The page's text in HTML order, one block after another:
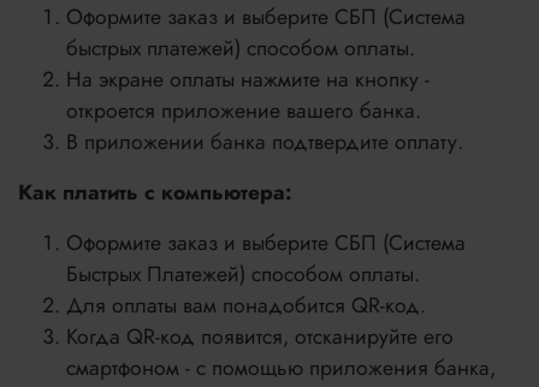
Оформите заказ и выберите СБП (Система
быстрых платежей) способом оплаты.
На экране оплаты нажмите на кнопку -
откроется приложение вашего банка.
В приложении банка подтвердите оплату.
Как платить с компьютера:
Оформите заказ и выберите СБП (Система
Быстрых Платежей) способом оплаты.
Для оплаты вам понадобится QR-код.
Когда QR-код появится, отсканируйте его
смартфоном - с помощью приложения банка,